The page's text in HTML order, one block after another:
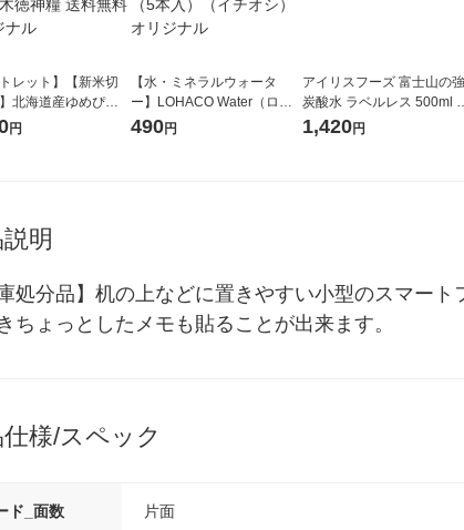
トレット】【新米切
北海道産ゆめぴり
10kg(5kg×2袋) 令
円
【水・ミネラルウォータ
ー】LOHACO Water（ロハ
コウォーター）2L ラベルレ
490円
アイリスフーズ 富士山の強
炭酸水 ラベルレス 500ml 1
箱（24本入）
1,420円
明
庫処分品】机の上などに置きやすい小型のスマー
ちょっとしたメモも貼ることが出来ます。
様/スペック
ド_面数 片面